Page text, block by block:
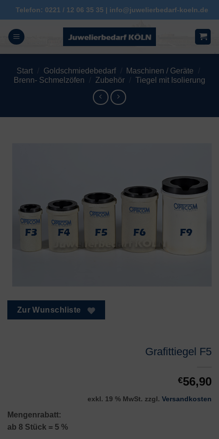
Zum
Inhalt
springen
Telefon: 0221 / 12 06 35 35 | info@juwelierbedarf-koeln.de
Start / Goldschmiedebedarf / Maschinen / Geräte
/
Brenn- Schmelzöfen
/ Zubehör / Tiegel mit Isolierung
Zur Wunschliste
Grafittiegel F5
€56,90
exkl. 19 % MwSt. zzgl. Versandkosten
Mengenrabatt:
ab 8 Stück = 5 %